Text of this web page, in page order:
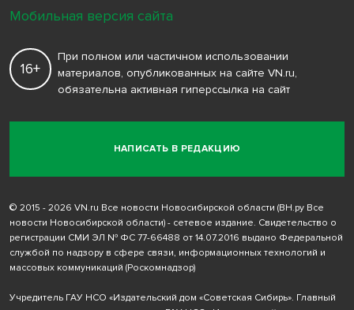
НАПИСАТЬ В РЕДАКЦИЮ
16+
При полном или частичном использовании
материалов, опубликованных на сайте VN.ru,
обязательна активная гиперссылка на сайт
© 2015 - 2026 VN.ru Все новости Новосибирской области (ВН.ру Все
новости Новосибирской области) - сетевое издание. Свидетельство о
регистрации СМИ ЭЛ № ФС 77-66488 от 14.07.2016 выдано Федеральной
службой по надзору в сфере связи, информационных технологий и
массовых коммуникаций (Роскомнадзор)
Учредитель ГАУ НСО «Издательский дом «Советская Сибирь». Главный
Мобильная версия сайта